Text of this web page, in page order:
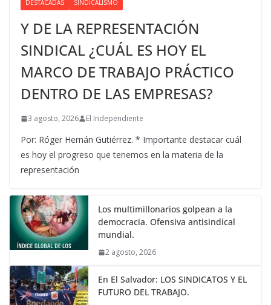
DESTACADAS SINDICALISMO
Y DE LA REPRESENTACIÓN
SINDICAL ¿CUÁL ES HOY EL
MARCO DE TRABAJO PRÁCTICO
DENTRO DE LAS EMPRESAS?
3 agosto, 2026 El Independiente
Por: Róger Hernán Gutiérrez. * Importante destacar cuál
es hoy el progreso que tenemos en la materia de la
representación
Los multimillonarios golpean a la
democracia. Ofensiva antisindical
mundial.
2 agosto, 2026
En El Salvador: LOS SINDICATOS Y EL
FUTURO DEL TRABAJO.